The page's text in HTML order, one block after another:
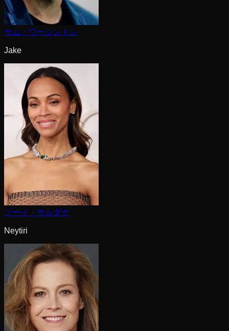
サム・ワーシントン
Jake
ゾーイ・サルダナ
Neytiri